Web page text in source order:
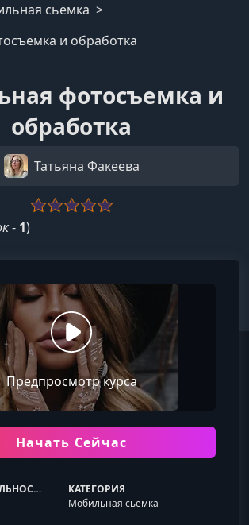
сьемка
и обработка
фотосъемка и
обработка
Татьяна Факеева
- 1)
Предпросмотр курса
Начать Сейчас
ПРОДОЛЖИТЕЛЬНОСТЬ
КАТЕГОРИЯ
Мобильная сьемка